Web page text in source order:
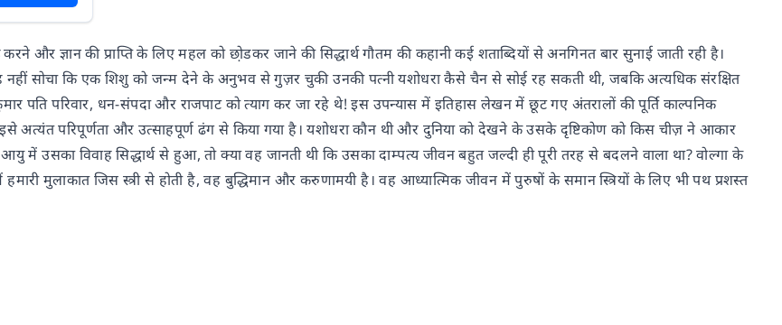
और ज्ञान की प्राप्ति के लिए महल को छो़डकर जाने की सिद्धार्थ गौतम की कहानी कई शताब्दियों से अनगिनत बार सुनाई जाती रही है।
सोचा कि एक शिशु को जन्म देने के अनुभव से गुज़र चुकी उनकी पत्नी यशोधरा कैसे चैन से सोई रह सकती थी, जबकि अत्यधिक संरक्षित
पति परिवार, धन-संपदा और राजपाट को त्याग कर जा रहे थे! इस उपन्यास में इतिहास लेखन में छूट गए अंतरालों की पूर्ति काल्पनिक
अत्यंत परिपूर्णता और उत्साहपूर्ण ढंग से किया गया है। यशोधरा कौन थी और दुनिया को देखने के उसके दृष्टिकोण को किस चीज़ ने आकार
में उसका विवाह सिद्धार्थ से हुआ, तो क्या वह जानती थी कि उसका दाम्पत्य जीवन बहुत जल्दी ही पूरी तरह से बदलने वाला था? वोल्गा के
हमारी मुलाकात जिस स्त्री से होती है, वह बुद्धिमान और करुणामयी है। वह आध्यात्मिक जीवन में पुरुषों के समान स्त्रियों के लिए भी पथ प्रशस्त